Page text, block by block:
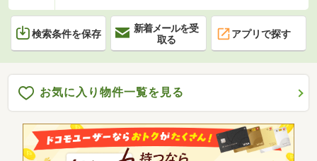
検索条件を保存
新着メールを受
取る
アプリで探す
お気に入り物件一覧を見る